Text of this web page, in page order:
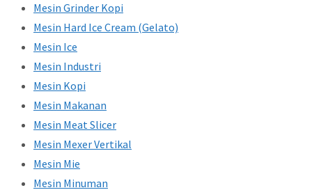
Mesin Grinder Kopi
Mesin Hard Ice Cream (Gelato)
Mesin Ice
Mesin Industri
Mesin Kopi
Mesin Makanan
Mesin Meat Slicer
Mesin Mexer Vertikal
Mesin Mie
Mesin Minuman